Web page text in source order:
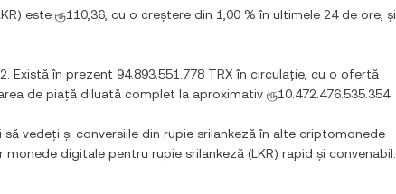
) este ரூ110,36 , cu o creștere din 1,00 % în ultimele 24 de ore, și
. Există în prezent 94.893.551.778 TRX în circulație, cu o ofertă
de piață diluată complet la aproximativ ரூ10.472.476.535.354.
vedeți și conversiile din rupie srilankeză în alte criptomonede
monede digitale pentru rupie srilankeză (LKR) rapid și convenabil.